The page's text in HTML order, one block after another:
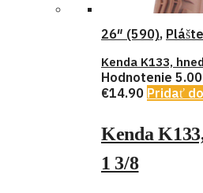
26″ (590), Plášte
Kenda K133,
Hodnotenie 5.00
€14.90 Pridať
Kenda
1 3/8